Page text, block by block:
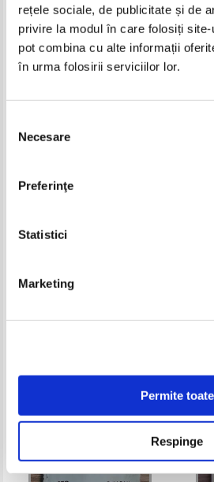
rețele sociale, de publicitate și de
privire la modul în care folosiți
pot combina cu alte informații
în urma folosirii serviciilor lor.
consimțământului
Necesare
Preferinţe
Statistici
Marketing
Permite toate
Respinge
Giovanni Boccaccio -
Decameronul (volumul 2, 1933)
Michelangelo, Rembrandt,
Adaugă în coș